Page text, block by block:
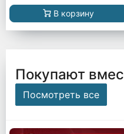
В корзину
Покупают
Посмотреть все